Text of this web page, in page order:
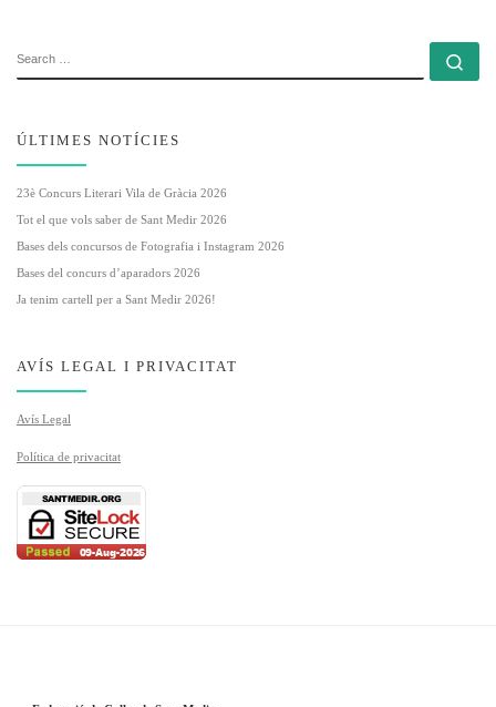
ÚLTIMES NOTÍCIES
23è Concurs Literari Vila de Gràcia 2026
Tot el que vols saber de Sant Medir 2026
Bases dels concursos de Fotografia i Instagram 2026
Bases del concurs d’aparadors 2026
Ja tenim cartell per a Sant Medir 2026!
AVÍS LEGAL I PRIVACITAT
Avís Legal
Política de privacitat